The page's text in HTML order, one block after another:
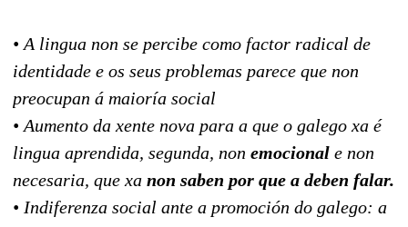
• A lingua non se percibe como factor radical de
identidade e os seus problemas parece que non
preocupan á maioría social
• Aumento da xente nova para a que o galego xa é
lingua aprendida, segunda, non emocional e non
necesaria, que xa non saben por que a deben falar.
• Indiferenza social ante a promoción do galego: a